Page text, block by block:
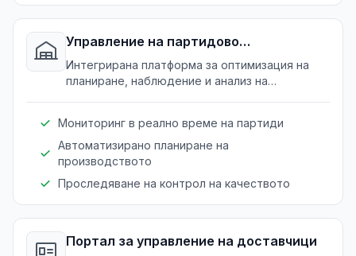
Управление на партидово
производство
Интегрирана платформа за оптимизация на
планиране, наблюдение и анализ на
Мониторинг в реално време на партиди
Автоматизирано планиране на
производството
Проследяване на контрол на качеството
Портал за управление на доставчици